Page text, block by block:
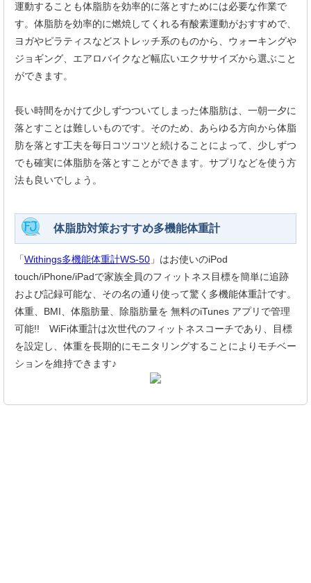
運動することも体脂肪を効率的に落とすためには必要な作業で
す。体脂肪を効率的に燃焼してくれる有酸素運動がおすすめで、
ヨガやピラティスなどストレッチ系のものから、ウォーキングや
ジョギング、エアロバイクなど幅広いエクササイズから選ぶこと
ができます。
長い時間をかけて少しずつついてしまった体脂肪は、一朝一夕に
落とすことは難しいものです。そのため、あらゆる方向から体脂
肪を落とす工夫を毎日コツコツと続けることによって、少しずつ
でも確実に体脂肪を落とすことができます。サプリなどを使う方
法も良いでしょう。
体脂肪対策おすすめ多機能体重計
「Withings多機能体重計WS-50 」はお使いのiPod
touch/iPhone/iPadで家族全員のフィットネス目標を簡単に追跡
および記録可能な、その名の通り使って驚く多機能体重計です。
体重、BMI、体脂肪量、除脂肪量を 無料のiTunes アプリで管理
可能!! WiFi体重計は次世代のフィットネスコーチであり、目標
を設定し、体重を長期的にモニタリングすることによりモチベー
ションを維持できます♪